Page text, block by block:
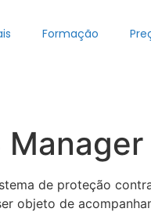
Formação
Manager
de proteção
objeto de